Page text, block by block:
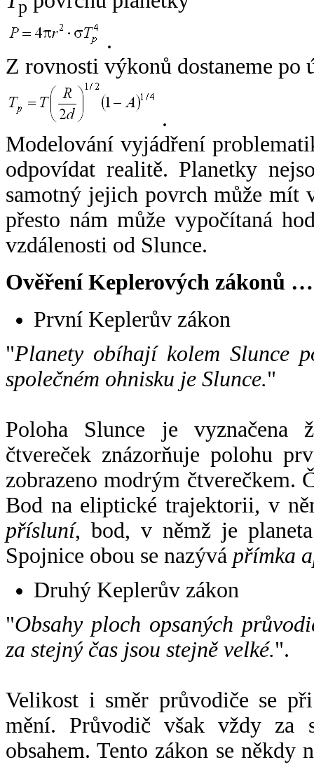
p
.
Z rovnosti výkonů dostaneme po
.
Modelování vyjádření
odpovídat realitě. Planetky
samotný jejich povrch může mít
přesto nám může vypočítaná
vzdálenosti od Slunce.
Ověření Keplerových zákonů …
První Keplerův zákon
"Planety obíhají kolem Slunce
společném ohnisku je Slunce."
Poloha Slunce je vyznačena
čtvereček znázorňuje polohu
zobrazeno modrým čtverečkem.
Bod na eliptické trajektorii, v
přísluní, bod, v němž je
Spojnice obou se nazývá přímka
Druhý Keplerův zákon
"Obsahy ploch opsaných
za stejný čas jsou stejně velké.".
Velikost i směr průvodiče se
mění. Průvodič však vždy za
obsahem. Tento zákon se někdy